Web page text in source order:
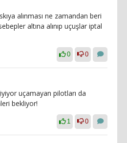
alınması ne zamandan beri
altına alınıp uçuşlar iptal
0 0
uçamayan pilotları da
bekliyor!
1 0